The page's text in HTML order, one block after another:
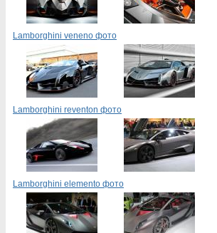
Lamborghini veneno фото
Lamborghini reventon фото
Lamborghini elemento фото